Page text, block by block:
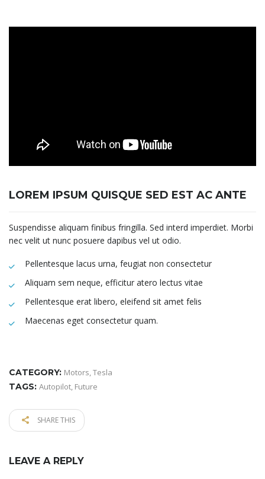
LOREM IPSUM QUISQUE SED EST AC ANTE
Suspendisse aliquam finibus fringilla. Sed interd imperdiet. Morbi
nec velit ut nunc posuere dapibus vel ut odio.
Pellentesque lacus urna, feugiat non consectetur
Aliquam sem neque, efficitur atero lectus vitae
Pellentesque erat libero, eleifend sit amet felis
Maecenas eget consectetur quam.
CATEGORY: Motors,Tesla
TAGS: Autopilot, Future
SHARE THIS
LEAVE A REPLY